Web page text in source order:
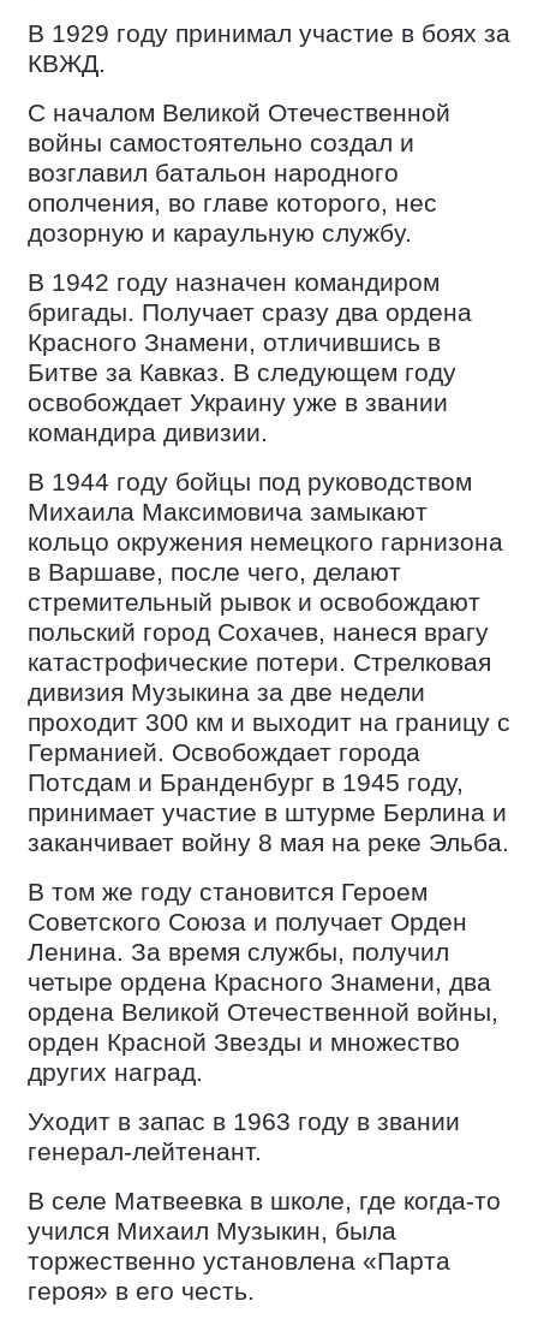
В 1929 году принимал участие в боях за
КВЖД.
С началом Великой Отечественной
войны самостоятельно создал и
возглавил батальон народного
ополчения, во главе которого, нес
дозорную и караульную службу.
В 1942 году назначен командиром
бригады. Получает сразу два ордена
Красного Знамени, отличившись в
Битве за Кавказ. В следующем году
освобождает Украину уже в звании
командира дивизии.
В 1944 году бойцы под руководством
Михаила Максимовича замыкают
кольцо окружения немецкого гарнизона
в Варшаве, после чего, делают
стремительный рывок и освобождают
польский город Сохачев, нанеся врагу
катастрофические потери. Стрелковая
дивизия Музыкина за две недели
проходит 300 км и выходит на границу с
Германией. Освобождает города
Потсдам и Бранденбург в 1945 году,
принимает участие в штурме Берлина и
заканчивает войну 8 мая на реке Эльба.
В том же году становится Героем
Советского Союза и получает Орден
Ленина. За время службы, получил
четыре ордена Красного Знамени, два
ордена Великой Отечественной войны,
орден Красной Звезды и множество
других наград.
Уходит в запас в 1963 году в звании
генерал-лейтенант.
В селе Матвеевка в школе, где когда-то
учился Михаил Музыкин, была
торжественно установлена «Парта
героя» в его честь.